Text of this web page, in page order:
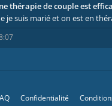
thérapie de couple est
je suis marié et on est en
Confidentialité